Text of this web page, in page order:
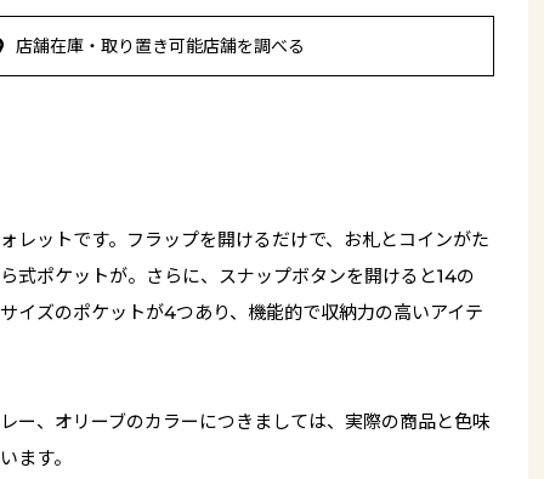
店舗在庫・取り置き可能店舗を調べる
レットです。フラップを開けるだけで、お札とコインがた
式ポケットが。さらに、スナップボタンを開けると14の
イズのポケットが4つあり、機能的で収納力の高いアイテ
ー、オリーブのカラーにつきましては、実際の商品と色味
ます。